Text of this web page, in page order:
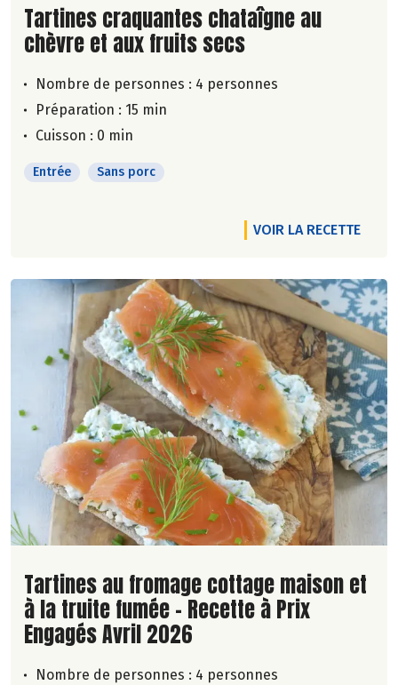
Lire la suite de la recette
Tartines craquantes chataîgne au
chèvre et aux fruits secs
Nombre de personnes : 4 personnes
Préparation : 15 min
Cuisson : 0 min
Entrée Sans porc
VOIR LA RECETTE
Lire la suite de la recette
Tartines au fromage cottage maison et
à la truite fumée - Recette à Prix
Engagés Avril 2026
Nombre de personnes : 4 personnes